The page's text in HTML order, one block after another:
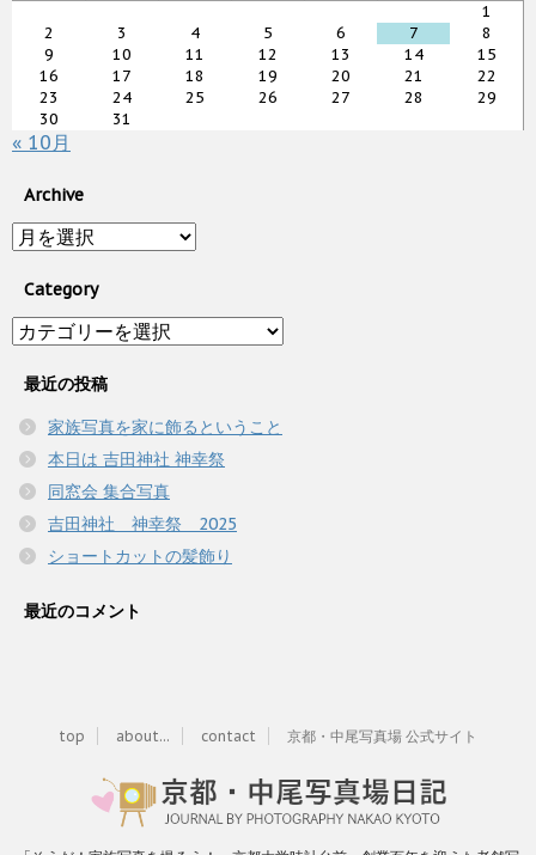
1
2
3 4 5 6 7
8
9
10 11 12 13 14
15
16
17 18 19 20 21
22
23
24 25 26 27 28
29
30
31
« 10月
Archive
Archive
Category
Category
最近の投稿
家族写真を家に飾るということ
本日は 吉田神社 神幸祭
同窓会 集合写真
吉田神社 神幸祭 2025
ショートカットの髪飾り
最近のコメント
top about... contact 京都・中尾写真場 公式サイト